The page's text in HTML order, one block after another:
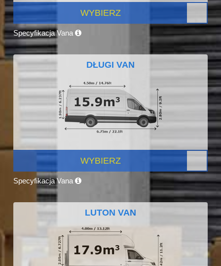
WYBIERZ
Specyfikacja Vana
DŁUGI VAN
WYBIERZ
Specyfikacja Vana
LUTON VAN